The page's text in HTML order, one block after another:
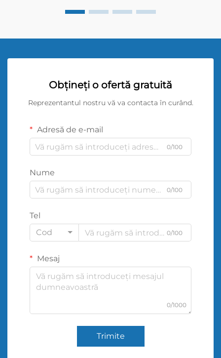
Obțineți o ofertă gratuită
Reprezentantul nostru vă va contacta în curând.
Adresă de e-mail
0/100
Nume
0/100
Tel
Cod
0/100
Mesaj
0/1000
Trimite